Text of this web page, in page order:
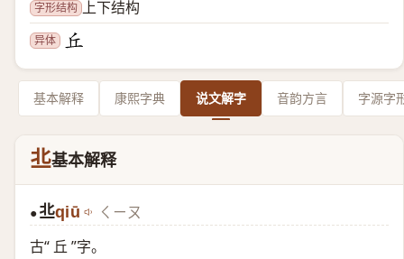
字形结构
上下结构
异体
基本解释 康熙字典 说文解字 音韵方言 字源字
丠基本解释
● 丠qiū ㄑㄧㄡ
古“ 丘 ”字。